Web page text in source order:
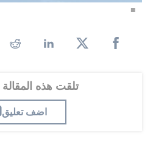
تلقت هذه المقالة 0
اضف تعليق